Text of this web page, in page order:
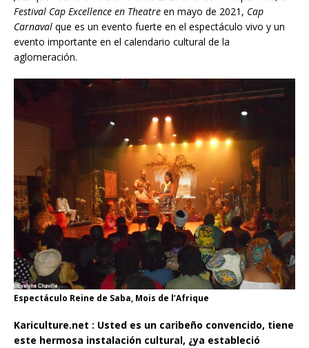
Festival Cap Excellence en Theatre en mayo de 2021, Cap
Carnaval que es un evento fuerte en el espectáculo vivo y un
evento importante en el calendario cultural de la
aglomeración.
Espectáculo Reine de Saba, Mois de l’Afrique
Kariculture.net : Usted es un caribeño convencido, tiene
este hermosa instalación cultural, ¿ya estableció